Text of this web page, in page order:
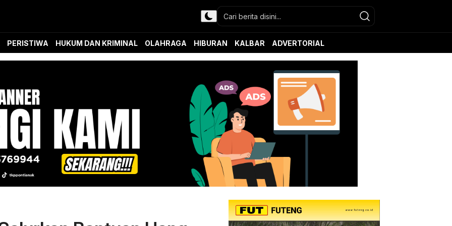
PERISTIWA HUKUM DAN KRIMINAL OLAHRAGA HIBURAN KALBAR ADVERTORIAL